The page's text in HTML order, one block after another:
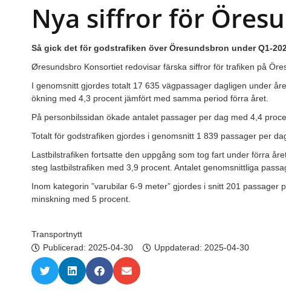
Nya siffror för
Så gick det för godstrafiken över Öresundsbron under Q1-
Øresundsbro Konsortiet redovisar färska siffror för trafiken på
I genomsnitt gjordes totalt 17 635 vägpassager dagligen under
ökning med 4,3 procent jämfört med samma period förra året.
På personbilssidan ökade antalet passager per dag med 4,4
Totalt för godstrafiken gjordes i genomsnitt 1 839 passager per
Lastbilstrafiken fortsatte den uppgång som tog fart under förra
steg lastbilstrafiken med 3,9 procent. Antalet genomsnittliga
Inom kategorin ”varubilar 6-9 meter” gjordes i snitt 201 passager
minskning med 5 procent.
Transportnytt
Publicerad: 2025-04-30 Uppdaterad: 2025-04-30